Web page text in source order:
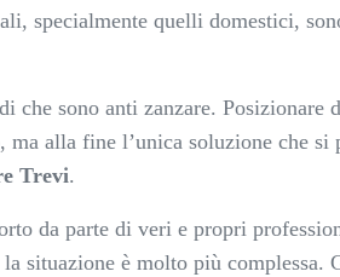
specialmente quelli domestici,
che sono anti zanzare.
ma alla fine l’unica soluzione che
Trevi.
da parte di veri e propri
situazione è molto più